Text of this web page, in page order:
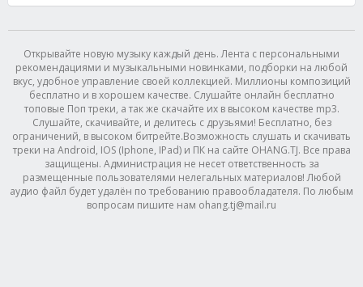
Открывайте новую музыку каждый день. Лента с персональными
рекомендациями и музыкальными новинками, подборки на любой
вкус, удобное управление своей коллекцией. Миллионы композиций
бесплатно и в хорошем качестве. Слушайте онлайн бесплатно
топовые Поп треки, а так же скачайте их в высоком качестве mp3.
Слушайте, скачивайте, и делитесь с друзьями! Бесплатно, без
ограничений, в высоком битрейте.Возможность слушать и скачивать
треки на Android, IOS (Iphone, IPad) и ПК на сайте OHANG.TJ. Все права
защищены. Администрация не несет ответственность за
размещенные пользователями нелегальных материалов! Любой
аудио файл будет удалён по требованию правообладателя. По любым
вопросам пишите нам ohang.tj@mail.ru